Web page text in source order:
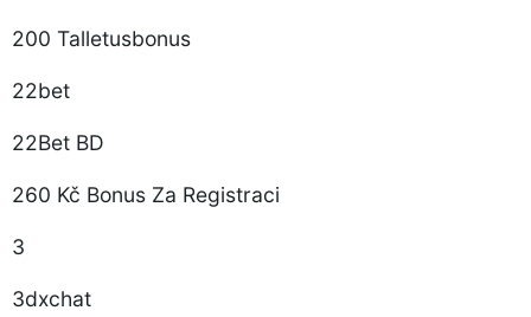
200 Talletusbonus
22bet
22Bet BD
260 Kč Bonus Za Registraci
3
3dxchat